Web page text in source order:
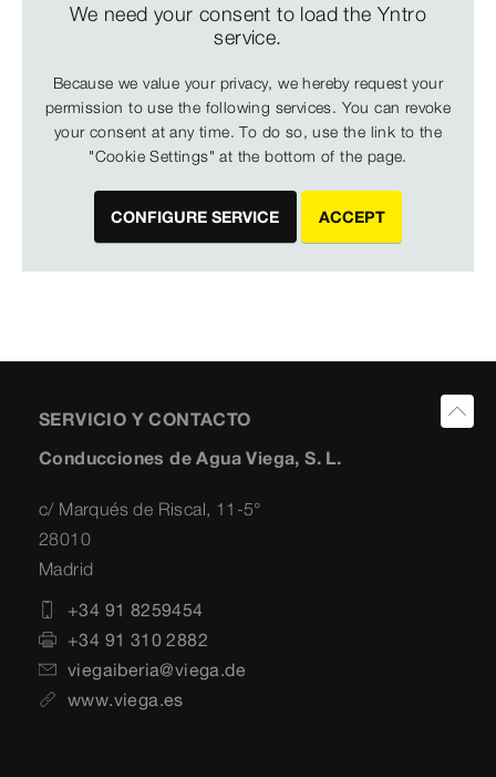
We need your consent to load the Yntro
service.
Because we value your privacy, we hereby request your
permission to use the following services. You can revoke
your consent at any time. To do so, use the link to the
"Cookie Settings" at the bottom of the page.
CONFIGURE SERVICE ACCEPT
SERVICIO Y CONTACTO
Conducciones de Agua Viega, S. L.
c/ Marqués de Riscal, 11-5°
28010
Madrid
+34 91 8259454
+34 91 310 2882
viegaiberia@viega.de
www.viega.es